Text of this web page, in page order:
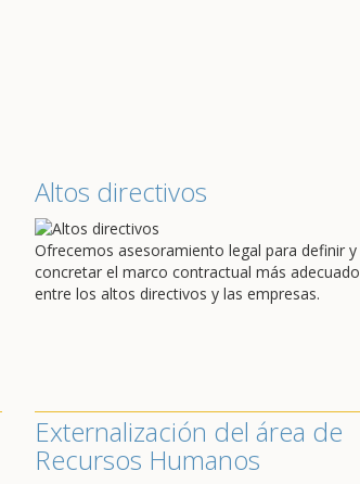
Altos directivos
Ofrecemos asesoramiento legal para definir y
concretar el marco contractual más adecuado
entre los altos directivos y las empresas.
Externalización del área de
Recursos Humanos